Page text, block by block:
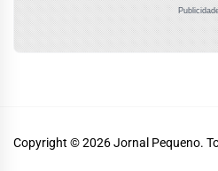
Copyright © 2026Jornal Pequeno.